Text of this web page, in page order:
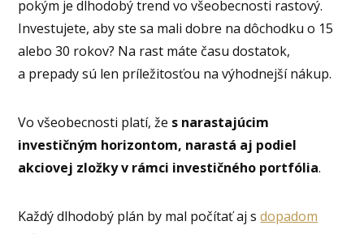
pokým je dlhodobý trend vo všeobecnosti rastový.
Investujete, aby ste sa mali dobre na dôchodku o 15
alebo 30 rokov? Na rast máte času dostatok,
a prepady sú len príležitosťou na výhodnejší nákup.
Vo všeobecnosti platí, že s narastajúcim
investičným horizontom, narastá aj podiel
akciovej zložky v rámci investičného portfólia.
Každý dlhodobý plán by mal počítať aj sdopadom